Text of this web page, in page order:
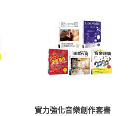
實力強化音樂創作套書